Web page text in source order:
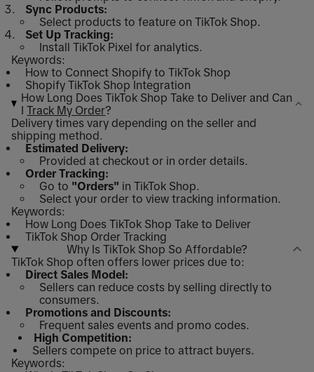
Sync Products:
Select products to feature on TikTok Shop.
Set Up Tracking:
Install TikTok Pixel for analytics.
Keywords:
How to Connect Shopify to TikTok Shop
Shopify TikTok Shop Integration
How Long Does TikTok Shop Take to Deliver and Can
ITrack My Order?
Delivery times vary depending on the seller and
shipping method.
Estimated Delivery:
Provided at checkout or in order details.
Order Tracking:
Go to "Orders" in TikTok Shop.
Select your order to view tracking information.
Keywords:
How Long Does TikTok Shop Take to Deliver
TikTok Shop Order Tracking
Why Is TikTok Shop So Affordable?
TikTok Shop often offers lower prices due to:
Direct Sales Model:
Sellers can reduce costs by selling directly to
consumers.
Promotions and Discounts:
Frequent sales events and promo codes.
High Competition:
Sellers compete on price to attract buyers.
Keywords: